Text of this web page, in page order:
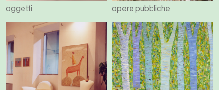
oggetti opere pubbliche